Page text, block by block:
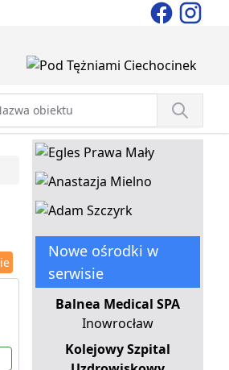
Nowe ośrodki w
serwisie
Balnea Medical SPA
Inowrocław
Kolejowy Szpital